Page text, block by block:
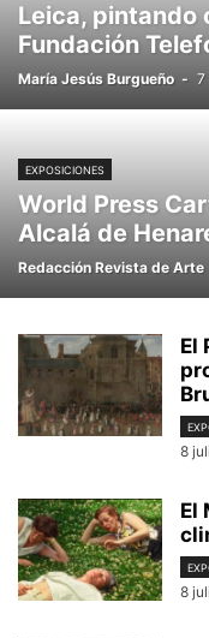
Leica, pintando
Fundación
María Jesús Burgueño - 7
EXPOSICIONES
World Press
Alcalá de
Redacción Revista de Arte
El
8
El
8